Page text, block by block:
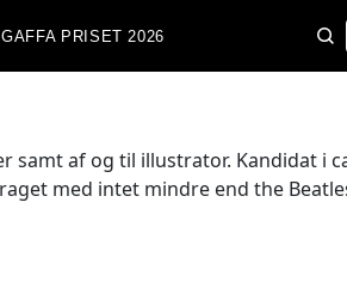
GAFFA PRISET 2026
samt af og til illustrator. Kandidat i
med intet mindre end the